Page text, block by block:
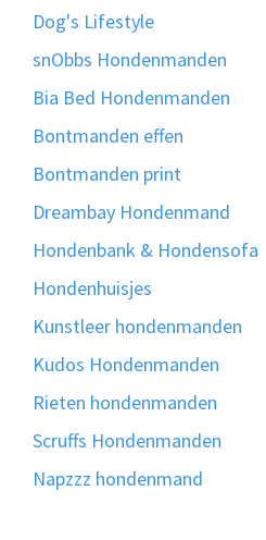
Dog's Lifestyle
snObbs Hondenmanden
Bia Bed Hondenmanden
Bontmanden effen
Bontmanden print
Dreambay Hondenmand
Hondenbank & Hondensofa
Hondenhuisjes
Kunstleer hondenmanden
Kudos Hondenmanden
Rieten hondenmanden
Scruffs Hondenmanden
Napzzz hondenmand